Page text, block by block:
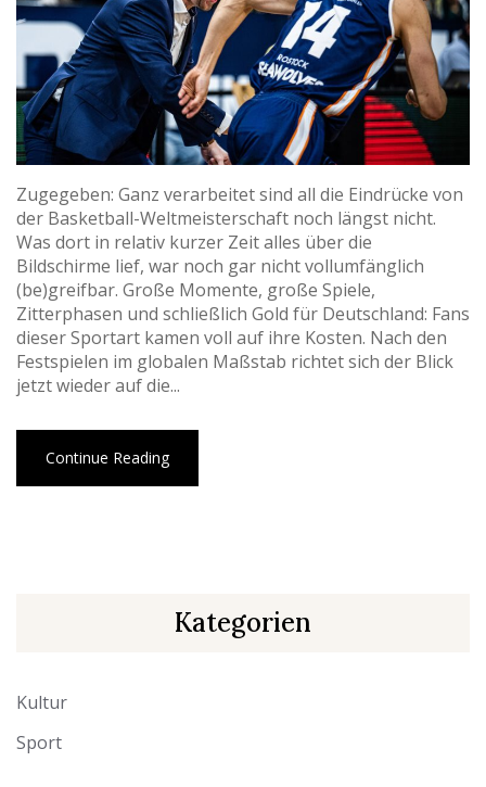
Zugegeben: Ganz verarbeitet sind all die Eindrücke von
der Basketball-Weltmeisterschaft noch längst nicht.
Was dort in relativ kurzer Zeit alles über die
Bildschirme lief, war noch gar nicht vollumfänglich
(be)greifbar. Große Momente, große Spiele,
Zitterphasen und schließlich Gold für Deutschland: Fans
dieser Sportart kamen voll auf ihre Kosten. Nach den
Festspielen im globalen Maßstab richtet sich der Blick
jetzt wieder auf die...
Continue Reading
Kategorien
Kultur
Sport